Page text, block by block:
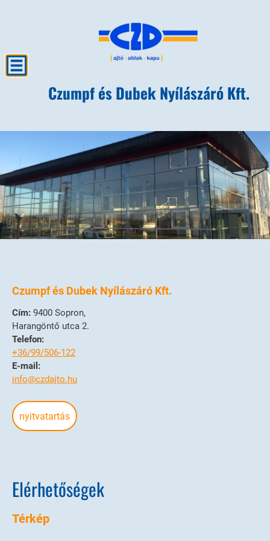
Czumpf és Dubek Nyílászáró Kft.
Czumpf és Dubek Nyílászáró Kft.
Cím: 9400 Sopron,
Harangöntő utca 2.
Telefon:
+36/99/506-122
E-mail:
info@czdajto.hu
nyitvatartás
Elérhetőségek
Térkép